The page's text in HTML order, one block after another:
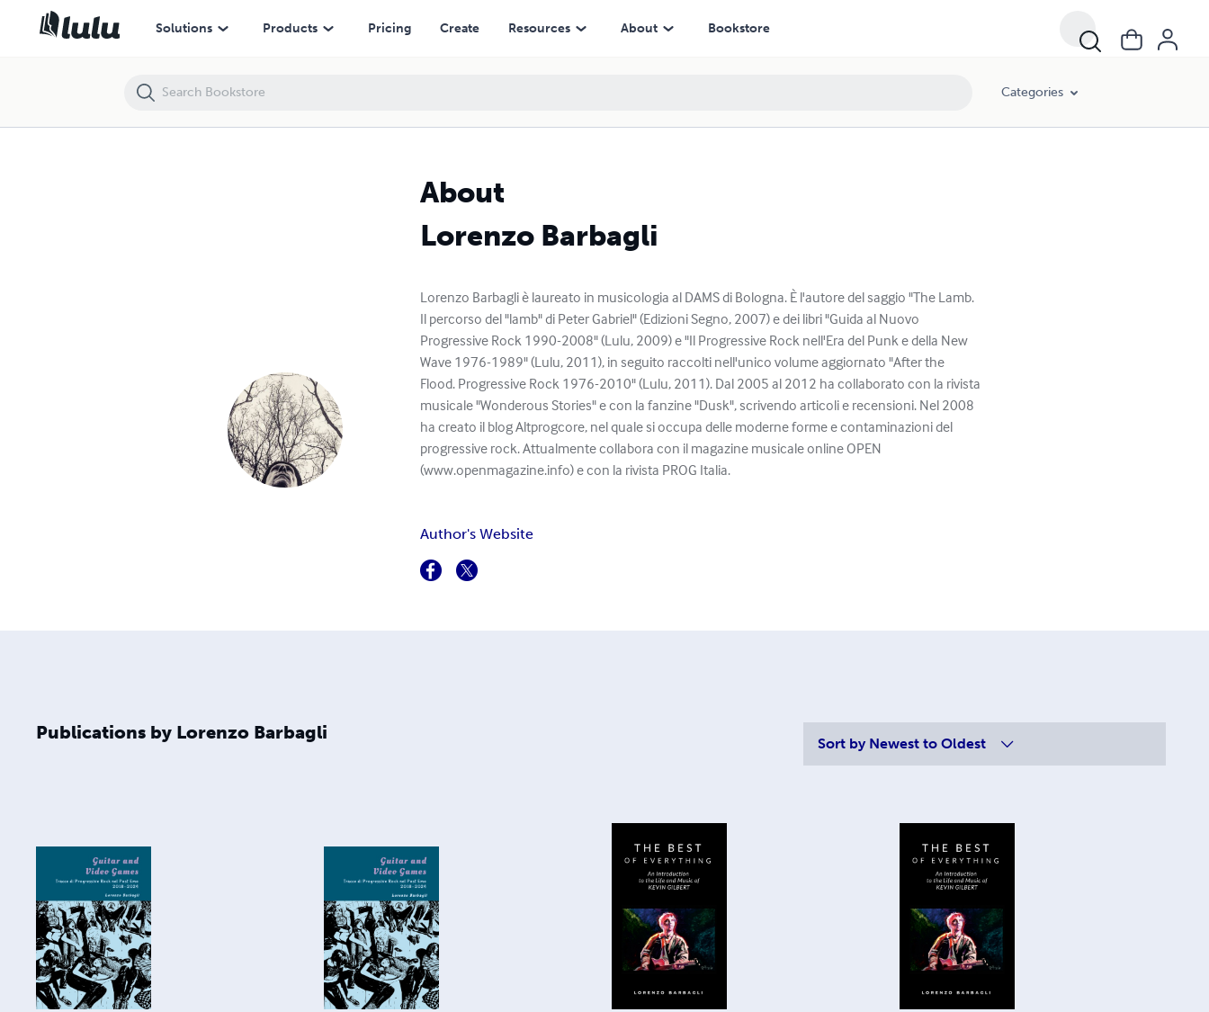
Solutions Products Pricing Create Resources About Bookstore
Categories
About
Lorenzo Barbagli
Lorenzo Barbagli è laureato in musicologia al DAMS di Bologna. È l'autore del saggio "The Lamb.
Il percorso del "lamb" di Peter Gabriel" (Edizioni Segno, 2007) e dei libri "Guida al Nuovo
Progressive Rock 1990-2008" (Lulu, 2009) e "Il Progressive Rock nell'Era del Punk e della New
Wave 1976-1989" (Lulu, 2011), in seguito raccolti nell'unico volume aggiornato "After the
Flood. Progressive Rock 1976-2010" (Lulu, 2011). Dal 2005 al 2012 ha collaborato con la rivista
musicale "Wonderous Stories" e con la fanzine "Dusk", scrivendo articoli e recensioni. Nel 2008
ha creato il blog Altprogcore, nel quale si occupa delle moderne forme e contaminazioni del
progressive rock. Attualmente collabora con il magazine musicale online OPEN
(www.openmagazine.info) e con la rivista PROG Italia.
Author's Website
Publications by Lorenzo Barbagli
Sort by Newest to Oldest